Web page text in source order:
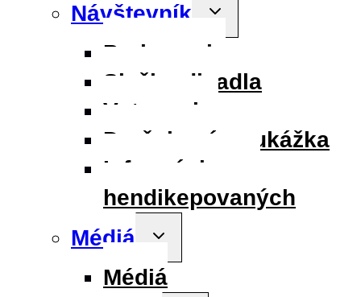
Návštevník
Toggle
menu
Parkovanie
Služby divadla
Vstupenky
Darčeková poukážka
Informácie pre
hendikepovaných
Médiá
Toggle
menu
Médiá